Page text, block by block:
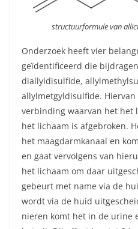
structuurformule van
Onderzoek heeft vier
geïdentificeerd die
diallyldisulfide,
allylmetgyldisulfide.
verbinding waarvan het het
het lichaam is afgebroken.
het maagdarmkanaal en
en gaat vervolgens van
het lichaam om daar
gebeurt met name via de
wordt via de huid
nieren komt het in de urine